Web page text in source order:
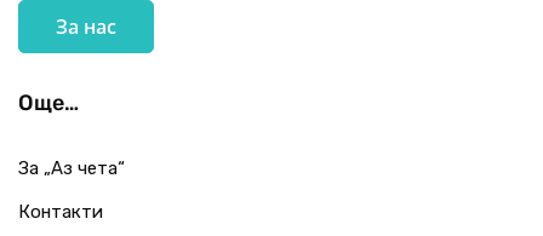
За нас
Още…
За „Аз чета“
Контакти